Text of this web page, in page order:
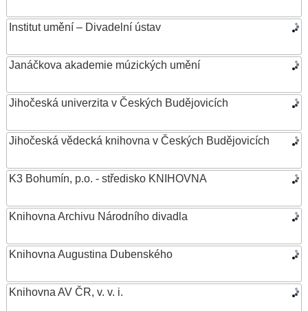
Institut umění – Divadelní ústav
Janáčkova akademie múzických umění
Jihočeská univerzita v Českých Budějovicích
Jihočeská vědecká knihovna v Českých Budějovicích
K3 Bohumín, p.o. - středisko KNIHOVNA
Knihovna Archivu Národního divadla
Knihovna Augustina Dubenského
Knihovna AV ČR, v. v. i.